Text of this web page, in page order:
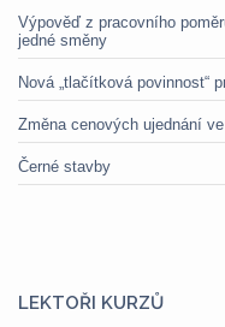
Výpověď z pracovního
jedné směny
Nová „tlačítková povinnost“
Změna cenových ujednání
Černé stavby
LEKTOŘI KURZŮ